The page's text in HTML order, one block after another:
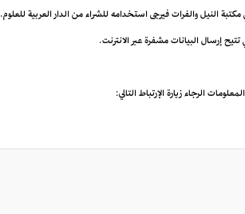
النيل والفرات فيرجى استخدامه للشراء من الدار العربية للعلوم.
الرجاء زيارة الإرتباط التالي: